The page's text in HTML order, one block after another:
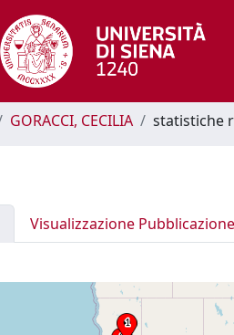
GORACCI, CECILIA statistiche
Visualizzazione Pubblicazione